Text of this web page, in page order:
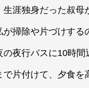
生涯独身だった叔母
が掃除や片づけする
の夜行バスに10時間
で片付けて、夕食を